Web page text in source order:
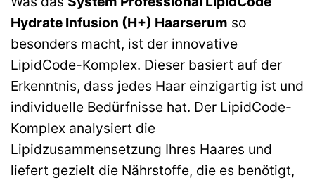
Hydrate Infusion (H+) Haarserum so
besonders macht, ist der innovative
LipidCode-Komplex. Dieser basiert auf der
Erkenntnis, dass jedes Haar einzigartig ist und
individuelle Bedürfnisse hat. Der LipidCode-
Komplex analysiert die
Lipidzusammensetzung Ihres Haares und
liefert gezielt die Nährstoffe, die es benötigt,